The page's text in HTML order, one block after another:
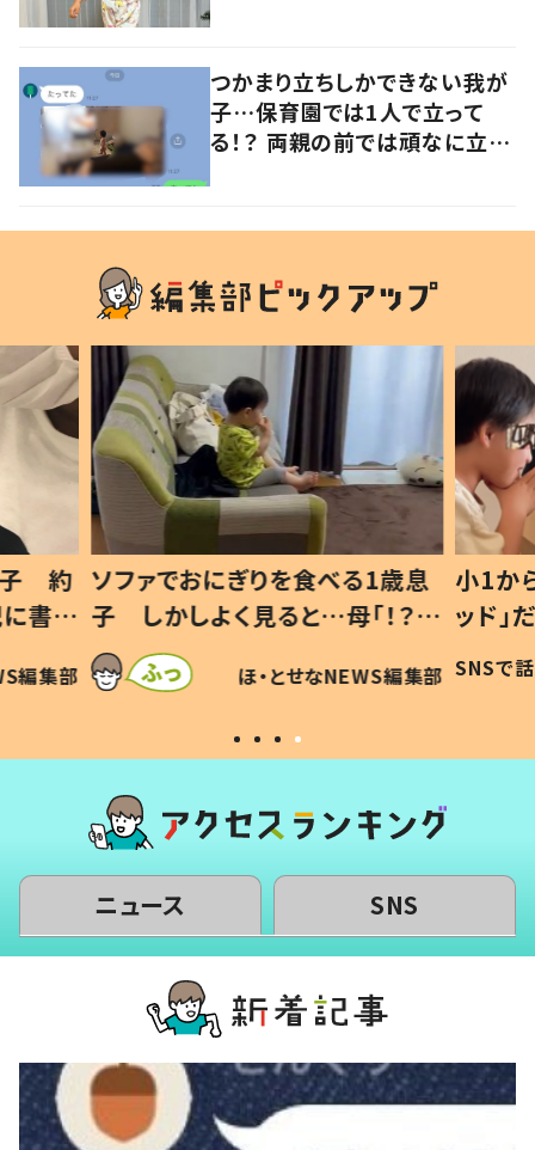
つかまり立ちしかできない我が
子…保育園では1人で立って
る！？ 両親の前では頑なに立た
歳息
？」
編集部
小1から不登校、息子は「ギフテ
ッド」だった 父が“ウチ給食”を
作り続ける理由とは #令和の親
#令和の子
SNSで話題 ほ・とせなNEWS編集部
ひ孫
が、抱
「涙
い」
ニュース SNS